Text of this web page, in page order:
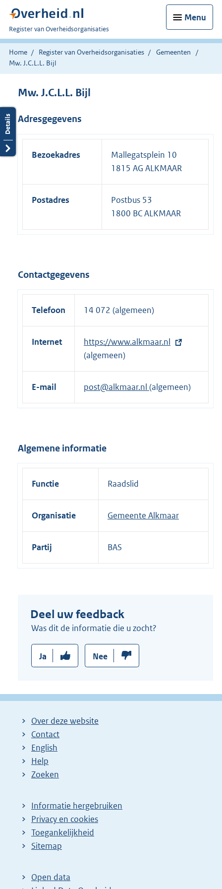
Menu
U
bent
nu
hier:
Register van Overheidsorganisaties
Home Register van Overheidsorganisaties
Gemeenten
Mw. J.C.L.L. Bijl
Mw. J.C.L.L. Bijl
Adresgegevens
Bezoekadres
Mallegatsplein 10
1815 AG ALKMAAR
Postadres
Postbus 53
1800 BC ALKMAAR
Contactgegevens
Telefoon 14 072 (algemeen)
Internet
E
x
t
r
n
i
n
https://www.alkmaar.nl
(algemeen)
E-mail post@alkmaar.nl (algemeen)
Algemene informatie
Functie Raadslid
Organisatie Gemeente Alkmaar
Partij BAS
Deel uw feedback
Was dit de informatie die u zocht?
Ja Nee
Over deze website
Contact
English
Help
Zoeken
Informatie hergebruiken
Privacy en cookies
Toegankelijkheid
Sitemap
Open data